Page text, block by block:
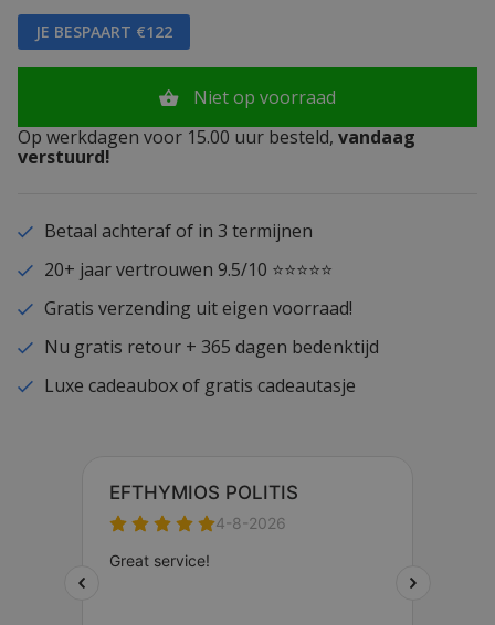
JE BESPAART €122
Niet op voorraad
Op werkdagen voor 15.00 uur besteld, vandaag
verstuurd!
Betaal achteraf of in 3 termijnen
20+ jaar vertrouwen 9.5/10 ⭐⭐⭐⭐⭐
Gratis verzending uit eigen voorraad!
Nu gratis retour + 365 dagen bedenktijd
Luxe cadeaubox of gratis cadeautasje